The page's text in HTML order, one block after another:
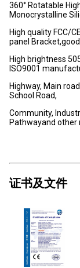
360° Rotatable
Monocrystalline
High quality FCC/
panel
High brightness
ISO9001
Highway, Main
School Road,
Community,
Pathwayand other
证书及文件